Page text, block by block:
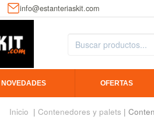
info@estanteriaskit.com
NOVEDADES OFERTAS
Inicio | Contenedores y palets |